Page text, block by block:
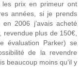
prix en primeur ont
années, si je prends
2006 j’avais acheté
plus de 150€,
évaluation Parker) se
de la revendre
beaucoup moins qu’il y